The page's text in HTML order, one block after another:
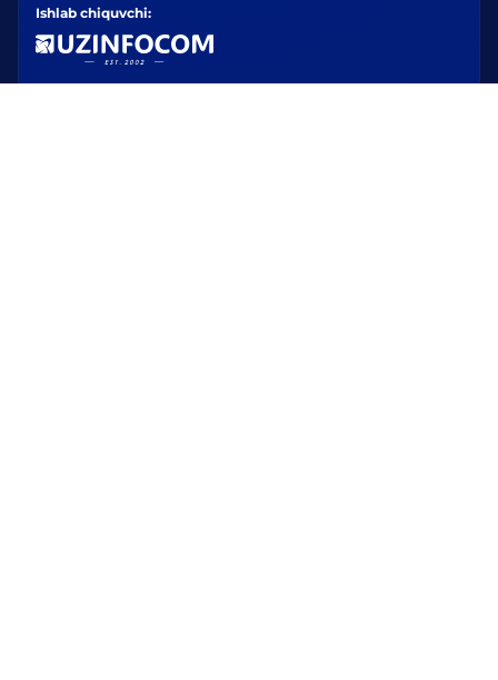
Ishlab chiquvchi: